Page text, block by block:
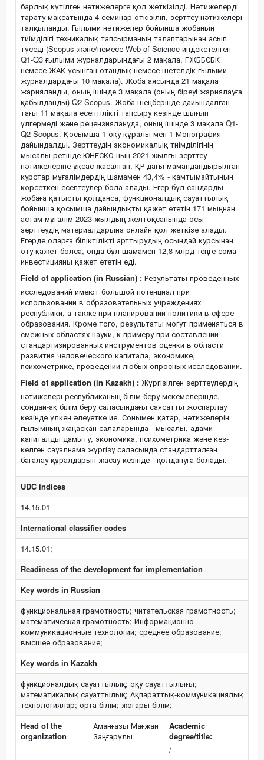
барлық күтілген нәтижелерге қол жеткізілді. Нәтижелерді
тарату мақсатында 4 семинар өткізіліп, зерттеу нәтижелері
талқыланды. Ғылыми нәтижелер бойынша жобаның
тиімділігі техникалық тапсырманың талаптарынан асып
түседі (Scopus және/немесе Web of Science индекстелген
Q1-Q3 ғылыми журналдарындағы 2 мақала, ҒЖББСБК
немесе ЖАК ұсынған отандық немесе шетелдік ғылыми
журналдардағы 10 мақала). Жоба аясында 21 мақала
жарияланды, оның ішінде 3 мақала (оның біреуі жариялауға
қабылданды) Q2 Scopus. Жоба шеңберінде дайындалған
тағы 11 мақала есептілікті тапсыру кезінде шығып
үлгермеді және рецензиялануда, оның ішінде 3 мақала Q1-
Q2 Scopus. Қосымша 1 оқу құралы мен 1 Монография
дайындалды. Зерттеудің экономикалық тиімділігінің
мысалы ретінде ЮНЕСКО-ның 2021 жылғы зерттеу
нәтижелеріне ұқсас жасалған, ҚР-дағы мамандандырылған
курстар мұғалімдердің шамамен 43,4% - қамтымайтынын
көрсеткен есептеулер бола алады. Егер бұл сандарды
жобаға қатысты қолданса, функционалдық сауаттылық
бойынша қосымша дайындықты қажет ететін 171 мыңнан
астам мұғалім 2023 жылдың желтоқсанында осы
зерттеудің материалдарына онлайн қол жеткізе алады.
Егерде оларға біліктілікті арттырудың осындай курсынан
өту қажет болса, онда бұл шамамен 12,8 млрд теңге сома
инвестицияны қажет ететін еді.
Field of application (in Russian) : Результаты проведенных
исследований имеют большой потенциал при
использовании в образовательных учреждениях
республики, а также при планировании политики в сфере
образования. Кроме того, результаты могут применяться в
смежных областях науки, к примеру при составлении
стандартизированных инструментов оценки в области
развития человеческого капитала, экономике,
психометрике, проведении любых опросных исследований.
Field of application (in Kazakh) : Жүргізілген зерттеулердің
нәтижелері республиканың білім беру мекемелерінде,
сондай-ақ білім беру саласындағы саясатты жоспарлау
кезінде үлкен әлеуетке ие. Сонымен қатар, нәтижелерін
ғылымның жаңасқан салаларында - мысалы, адами
капиталды дамыту, экономика, психометрика және кез-
келген сауалнама жүргізу саласында стандартталған
бағалау құралдарын жасау кезінде - қолдануға болады.
UDC indices
14.15.01
International classifier codes
14.15.01;
Readiness of the development for implementation
Key words in Russian
функциональная грамотность; читательская грамотность;
математическая грамотность; Информационно-
коммуникационные технологии; среднее образование;
высшее образование;
Key words in Kazakh
функционалдық сауаттылық; оқу сауаттылығы;
математикалық сауаттылық; Ақпараттық-коммуникациялық
технологиялар; орта білім; жоғары білім;
Head of the
organization
Аманғазы Мағжан
Заңғарұлы
Academic
degree/title:
/